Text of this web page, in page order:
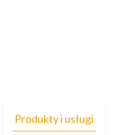
Produkty i usługi